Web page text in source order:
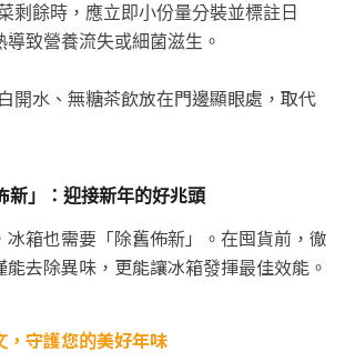
剩餘時，應立即小份量分裝並標註日
致營養流失或細菌滋生。
開水、無糖茶飲放在門邊顯眼處，取代
新」：迎接新年的好兆頭
冰箱也需要「除舊佈新」。在囤貨前，徹
去除異味，更能讓冰箱發揮最佳效能。
，守護您的美好年味